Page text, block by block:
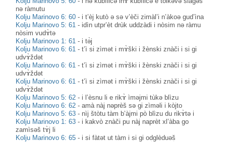
nə ràmutu
Kolju Marinovo 6: 60 - i t’èj kutò ə sə v’èči zimàl’i n’àkoə gud’ìna
Kolju Marinovo 5: 61 - idìn utpr’èt drùk uddzàdi i nòsim nə ràmu
nòsim vudɤ̀tə
Kolju Marinovo 1: 61 - i tə̀j
Kolju Marinovo 6: 61 -t’ì si zìmət i mɤ̀ški i žènski znàči i si gi
udvɤ̀ždət
Kolju Marinovo 6: 61 -t’ì si zìmət i mɤ̀ški i žènski znàči i si gi
udvɤ̀ždət
Kolju Marinovo 6: 61 -t’ì si zìmət i mɤ̀ški i žènski znàči i si gi
udvɤ̀ždət
Kolju Marinovo 5: 62 - i l’èsnu li e rikɤ̀ ìməjmi tùkə blìzu
Kolju Marinovo 6: 62 -amà nàj nəprèš sə gi zìməli i kòjto
Kolju Marinovo 5: 63 - nìj štòtu tàm b’àjmi pò blìzu du rikɤ̀tə i
Kolju Marinovo 1: 63 - i kakvò znàči pu nàj naprèt xl’àba go
zamìsəš tɤ̀j li
Kolju Marinovo 6: 65 - i si fàtət ut tàm i si gi odglèduəš